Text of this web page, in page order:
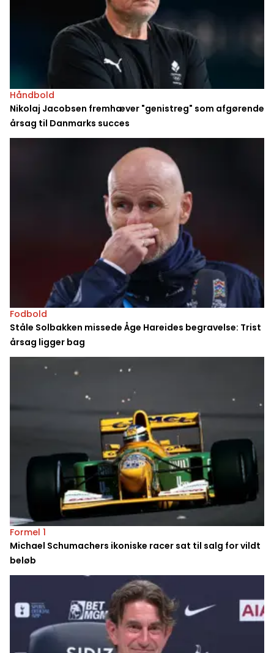
Håndbold
Nikolaj Jacobsen fremhæver "genistreg" som afgørende
årsag til Danmarks succes
Fodbold
Ståle Solbakken missede Åge Hareides begravelse: Trist
årsag ligger bag
Formel 1
Michael Schumachers ikoniske racer sat til salg for vildt
beløb